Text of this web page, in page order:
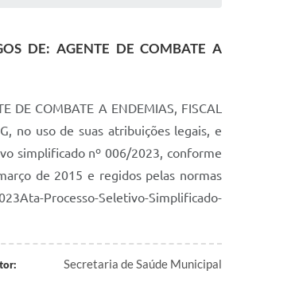
DE: AGENTE DE COMBATE A
DE COMBATE A ENDEMIAS, FISCAL
no uso de suas atribuições legais, e
simplificado nº 006/2023, conforme
de 2015 e regidos pelas normas
Processo-Seletivo-Simplificado-
Secretaria de Saúde Municipal